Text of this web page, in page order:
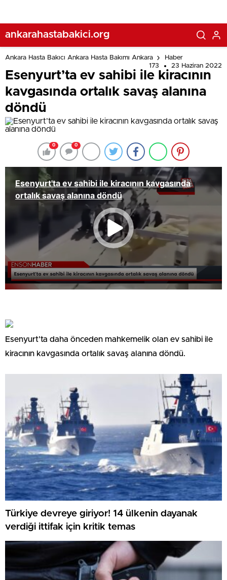
ankarahastabakici.org
Ankara Hasta Bakıcı Ankara Hasta Bakımı Ankara
Haber
173
23 Haziran 2022
Esenyurt’ta ev sahibi ile kiracının
kavgasında ortalık savaş alanına
döndü
0 0
Esenyurt’ta daha önceden mahkemelik olan ev sahibi ile
kiracının kavgasında ortalık savaş alanına döndü.
Türkiye devreye giriyor! 14 ülkenin dayanak
verdiği ittifak için kritik temas